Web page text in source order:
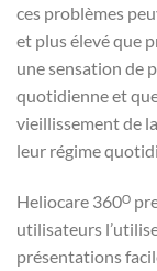
ces problèmes
et plus élevé que
une sensation de
quotidienne et
vieillissement de
leur régime
Heliocare 360ᴼ
utilisateurs
présentations